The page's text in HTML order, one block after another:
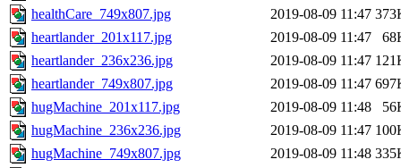
healthCare_749x807.jpg
2019-08-09 11:47
heartlander_201x117.jpg
2019-08-09 11:47
heartlander_236x236.jpg
2019-08-09 11:47
heartlander_749x807.jpg
2019-08-09 11:47
hugMachine_201x117.jpg
2019-08-09 11:48
hugMachine_236x236.jpg
2019-08-09 11:47
hugMachine_749x807.jpg
2019-08-09 11:48